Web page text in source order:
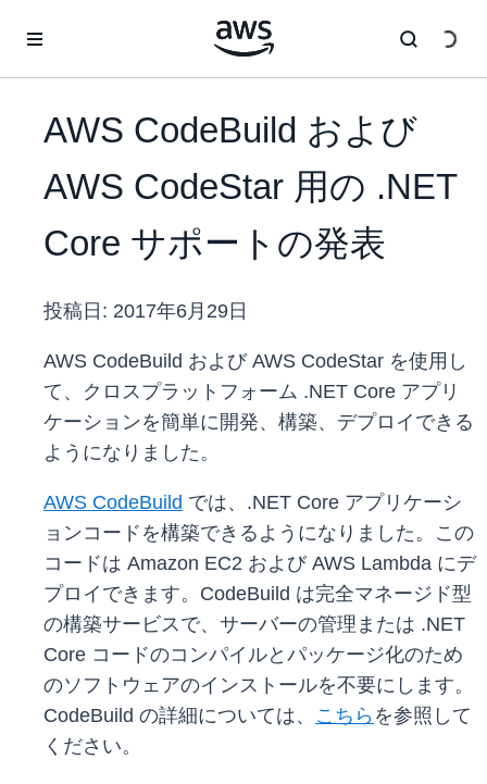
AWS CodeBuild および
AWS CodeStar 用の .NET
Core サポートの発表
投稿日: 2017年6月29日
AWS CodeBuild および AWS CodeStar を使用し
て、クロスプラットフォーム .NET Core アプリ
ケーションを簡単に開発、構築、デプロイできる
ようになりました。
AWS CodeBuild では、.NET Core アプリケーシ
ョンコードを構築できるようになりました。この
コードは Amazon EC2 および AWS Lambda にデ
プロイできます。CodeBuild は完全マネージド型
の構築サービスで、サーバーの管理または .NET
Core コードのコンパイルとパッケージ化のため
のソフトウェアのインストールを不要にします。
CodeBuild の詳細については、 こちら を参照して
ください。